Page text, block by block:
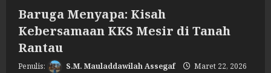
Baruga Menyapa: Kisah
Kebersamaan KKS Mesir di Tanah
Rantau
S.M. Mauladdawilah Assegaf Maret 22, 2026